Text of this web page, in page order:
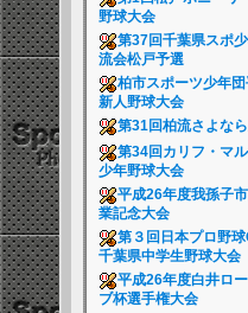
野球大会
第37回千葉県スポ
流会松戸予選
柏市スポーツ少年
新人野球大会
第31回柏流さよな
第34回カリフ・マ
少年野球大会
平成26年度我孫子
業記念大会
第３回日本プロ野
千葉県中学生野球大会
平成26年度白井ロ
ブ杯選手権大会